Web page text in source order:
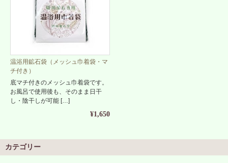
温浴用鉱石袋（メッシュ巾着袋・マ
チ付き）
底マチ付きのメッシュ巾着袋です。
お風呂で使用後も、そのまま日干
し・陰干しが可能 […]
¥1,650
カテゴリー